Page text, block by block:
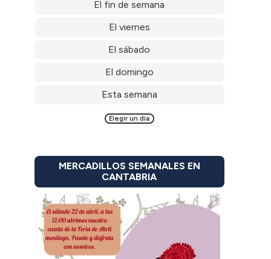
El fin de semana
El viernes
El sábado
El domingo
Esta semana
Elegir un día
MERCADILLOS SEMANALES EN
CANTABRIA